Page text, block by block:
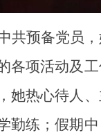
共预备党员
各项活动及
她热心待人
勤练；假期